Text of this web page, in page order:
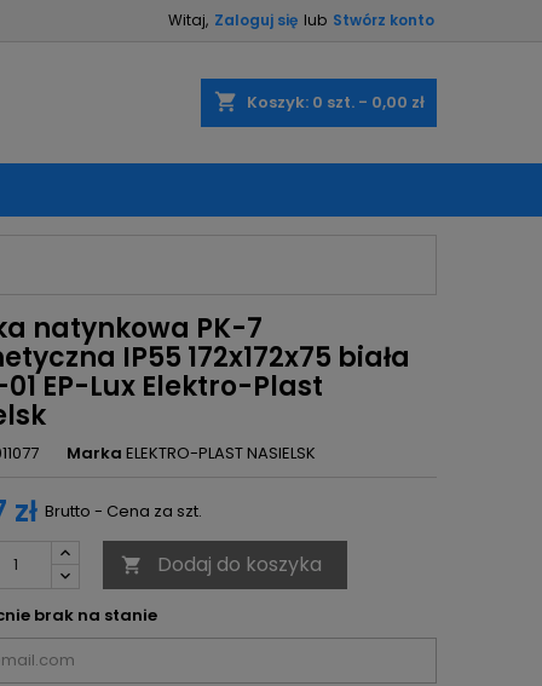
Witaj, Zaloguj się lub Stwórz konto
shopping_cart Koszyk: 0 szt. - 0,00 zł
natynkowa PK-7
IP55 172x172x75 biała
EP-Lux Elektro-Plast
Marka ELEKTRO-PLAST NASIELSK
zł Brutto - Cena za szt.
 Dodaj do koszyka
brak na stanie